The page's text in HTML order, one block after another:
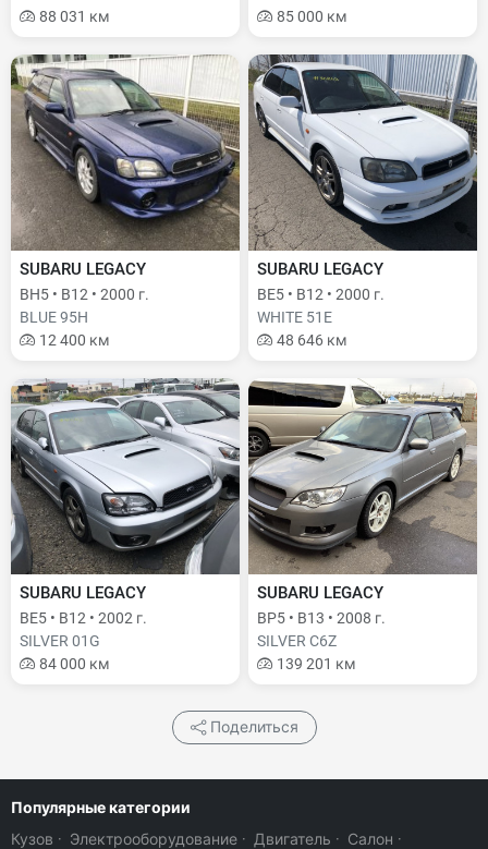
88 031 км
85 000 км
SUBARU LEGACY
BH5 • B12 • 2000 г.
BLUE 95H
12 400 км
SUBARU LEGACY
BE5 • B12 • 2000 г.
WHITE 51E
48 646 км
SUBARU LEGACY
BE5 • B12 • 2002 г.
SILVER 01G
84 000 км
SUBARU LEGACY
BP5 • B13 • 2008 г.
SILVER C6Z
139 201 км
Поделиться
Популярные категории
Кузов · Электрооборудование · Двигатель · Салон ·